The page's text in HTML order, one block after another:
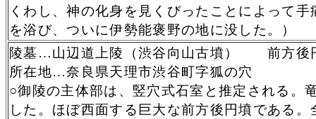
くわし、神の化身を見くびったことによって
を浴び、ついに伊勢能褒野の地に没した。）
陵墓 …山辺道上陵
（渋谷向山古墳） 前方後
所在地…奈良県天理市渋谷町字狐の穴
○御陵の主体部は、竪穴式石室と推定される。
した。ほぼ西面する巨大な前方後円墳である。